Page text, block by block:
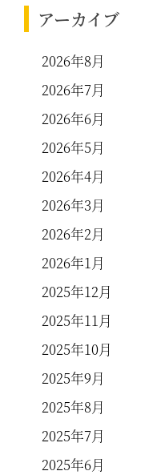
アーカイブ
2026年8月
2026年7月
2026年6月
2026年5月
2026年4月
2026年3月
2026年2月
2026年1月
2025年12月
2025年11月
2025年10月
2025年9月
2025年8月
2025年7月
2025年6月